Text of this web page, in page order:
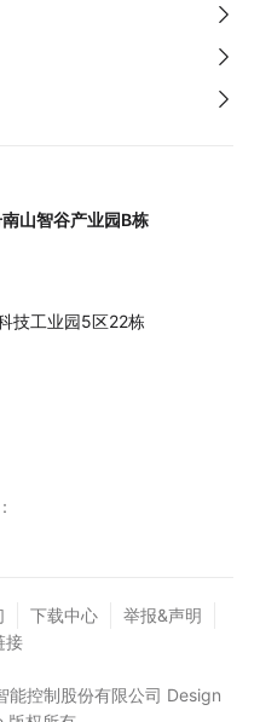
山智谷产业园B栋
技工业园5区22栋
下载中心
举报&声明
接
控制股份有限公司 Design